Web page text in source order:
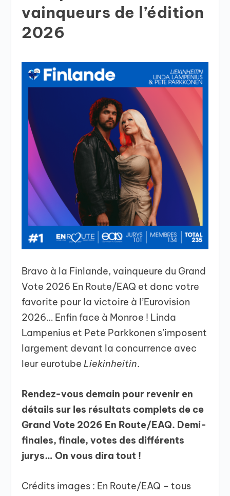
vainqueurs de l’édition
2026
Bravo à la Finlande, vainqueure du Grand
Vote 2026 En Route/EAQ et donc votre
favorite pour la victoire à l’Eurovision
2026… Enfin face à Monroe ! Linda
Lampenius et Pete Parkkonen s’imposent
largement devant la concurrence avec
leur eurotubeLiekinheitin.
Rendez-vous demain pour revenir en
détails sur les résultats complets de ce
Grand Vote 2026 En Route/EAQ. Demi-
finales, finale, votes des différents
jurys… On vous dira tout !
Crédits images : En Route/EAQ – tous